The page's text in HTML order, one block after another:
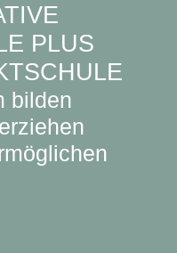
PLUS
bilden